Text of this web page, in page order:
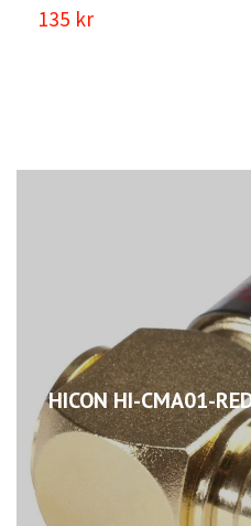
HICON HI-CMA01-
135 kr